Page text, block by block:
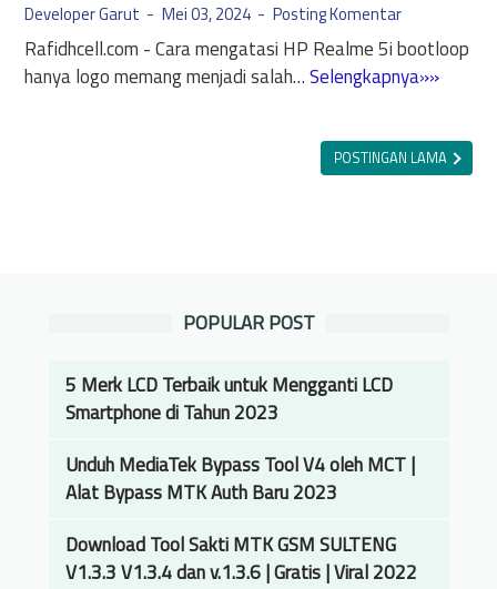
Developer Garut Mei 03, 2024 Posting Komentar
Rafidhcell.com - Cara mengatasi HP Realme 5i bootloop
hanya logo memang menjadi salah…Selengkapnya»»
a
POSTINGAN LAMA
POPULAR POST
5 Merk LCD Terbaik untuk Mengganti LCD
Smartphone di Tahun 2023
Unduh MediaTek Bypass Tool V4 oleh MCT |
Alat Bypass MTK Auth Baru 2023
Download Tool Sakti MTK GSM SULTENG
V1.3.3 V1.3.4 dan v.1.3.6 | Gratis | Viral 2022